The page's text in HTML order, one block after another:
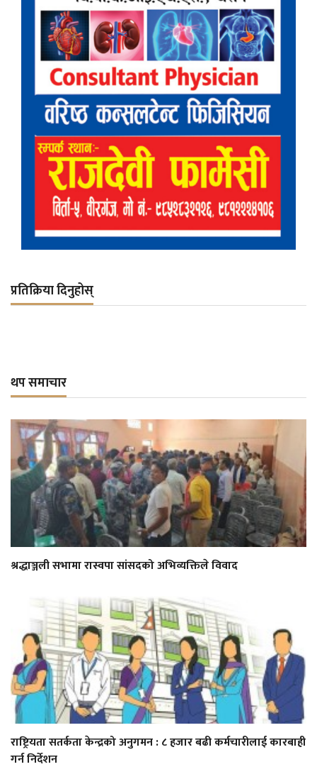
प्रतिक्रिया दिनुहोस्
थप समाचार
श्रद्धाञ्जली सभामा रास्वपा सांसदको अभिव्यक्तिले विवाद
राष्ट्रियता सतर्कता केन्द्रको अनुगमन : ८ हजार बढी कर्मचारीलाई कारबाही
गर्न निर्देशन